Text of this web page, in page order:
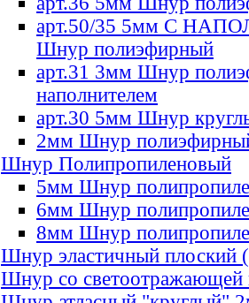
арт.50/35 5мм С
Шнур полиэфирный
арт.31 3мм Шнур
наполнителем
арт.30 5мм Шнур
2мм Шнур
Шнур Полипропиленовый
5мм Шнур
6мм Шнур
8мм Шнур
Шнур эластичный плоский
Шнур со светоотражающей